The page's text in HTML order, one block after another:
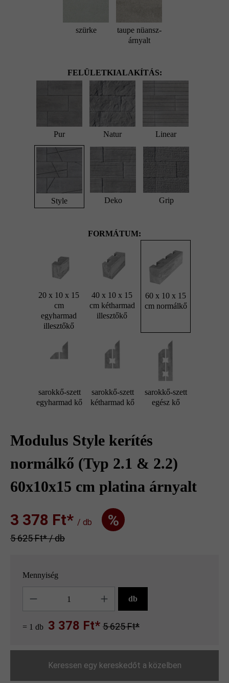
szürke
taupe nüansz-
árnyalt
FELÜLETKIALAKÍTÁS:
Pur Natur Linear
Style Deko Grip
FORMÁTUM:
20 x 10 x 15
cm
egyharmad
illesztőkő
40 x 10 x 15
cm kétharmad
illesztőkő
60 x 10 x 15
cm normálkő
sarokkő-szett
egyharmad kő
sarokkő-szett
kétharmad kő
sarokkő-szett
egész kő
Modulus Style kerítés
normálkő (Typ 2.1 & 2.2)
60x10x15 cm platina árnyalt
3 378 Ft‎‎‎* / db %
5 625 Ft‎‎‎* / db
Mennyiség
db
= 1 db 3 378 Ft* 5 625 Ft*
Keressen egy kereskedőt a közelben